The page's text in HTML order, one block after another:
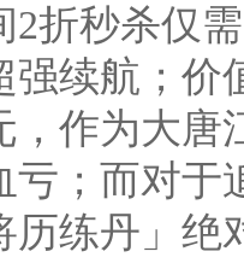
2折秒杀仅
强续航；价
，作为大唐
亏；而对于
历练丹」